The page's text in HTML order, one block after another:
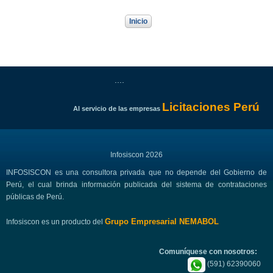
Inicio
Al servicio de las empresas Licitaciones Perú
Infosiscon 2026
INFOSISCON es una consultora privada que no depende del Gobierno de
Perú, el cual brinda información publicada del sistema de contrataciones
públicas de Perú.
Infosiscon es un producto del Grupo Empresarial NEMABOL
Comuníquese con nosotros:
(591) 62390060